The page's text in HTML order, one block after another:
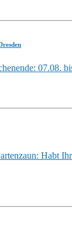
07.08.
Habt